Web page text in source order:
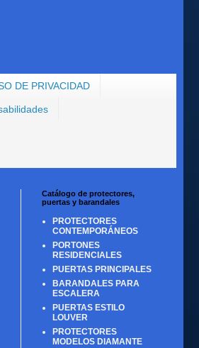
DE PRIVACIDAD
Catálogo de protectores,
puertas y barandales
PROTECTORES
CONTEMPORÁNEOS
PORTONES
RESIDENCIALES
PUERTAS PRINCIPALES
BARANDALES PARA
ESCALERA
PUERTAS ESTILO
LOUVER
PROTECTORES
MODELOS DIAMANTE